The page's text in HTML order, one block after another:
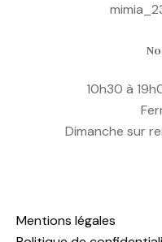
10h30 à
Dimanche sur
Mentions légales